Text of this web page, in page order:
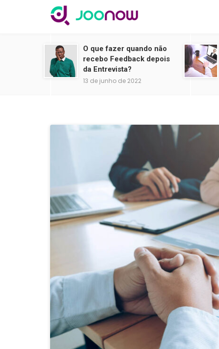
O que fazer quando não
recebo Feedback depois
da Entrevista?
13 de junho de 2022